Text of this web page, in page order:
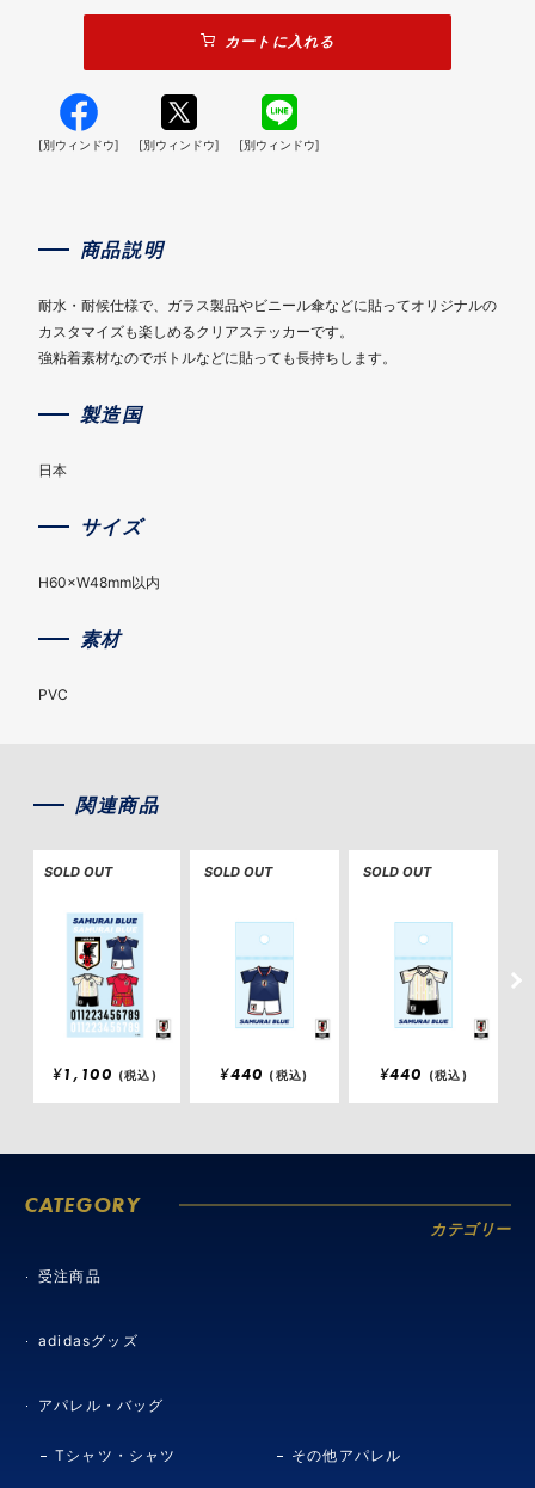
カートに入れる
[別ウィンドウ] [別ウィンドウ] [別ウィンドウ]
商品説明
耐水・耐候仕様で、ガラス製品やビニール傘などに貼ってオリジナルの
カスタマイズも楽しめるクリアステッカーです。
強粘着素材なのでボトルなどに貼っても長持ちします。
製造国
日本
サイズ
H60×W48mm以内
素材
PVC
関連商品
SOLD OUT
¥1,100 (税込)
SOLD OUT
¥440 (税込)
SOLD OUT
¥440 (税込)
CATEGORY
カテゴリー
受注商品
adidasグッズ
アパレル・バッグ
Tシャツ・シャツ その他アパレル